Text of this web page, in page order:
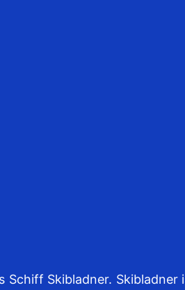
Schiff Skibladner. Skibladner